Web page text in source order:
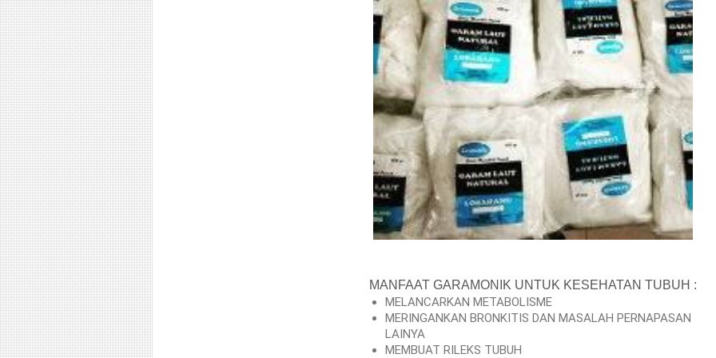
MANFAAT GARAMONIK UNTUK KESEHATAN TUBUH :
MELANCARKAN METABOLISME
MERINGANKAN BRONKITIS DAN MASALAH PERNAPASAN
LAINYA
MEMBUAT RILEKS TUBUH